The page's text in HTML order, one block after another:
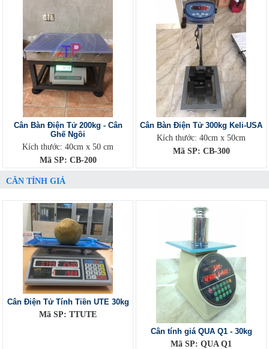
Cân Bàn Điện Tử 200kg - Cân
Ghế Ngồi
Kích thước: 40cm x 50 cm
Mã SP: CB-200
Cân Bàn Điện Tử 300kg Keli-USA
Kích thước: 40cm x 50cm
Mã SP: CB-300
CÂN TÍNH GIÁ
Cân Điện Tử Tính Tiền UTE 30kg
Mã SP: TTUTE
Cân tính giá QUA Q1 - 30kg
Mã SP: QUA Q1